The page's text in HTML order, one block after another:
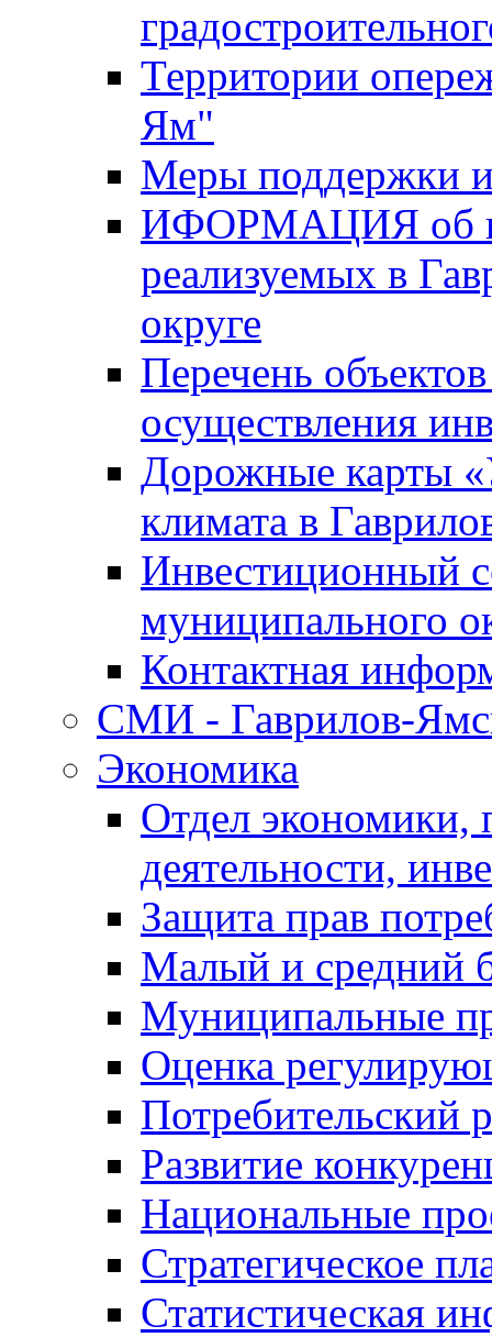
Территории
Ям"
Меры поддержки
ИФОРМАЦИЯ об
реализуемых в
округе
Перечень
осуществления
Дорожные карты
климата в
Инвестиционный
муниципального
Контактная
СМИ - Гаврилов-
Экономика
Отдел экономики,
деятельности,
Защита прав
Малый и средний
Муниципальные
Оценка
Потребительский
Развитие
Национальные
Стратегическое
Статистическая